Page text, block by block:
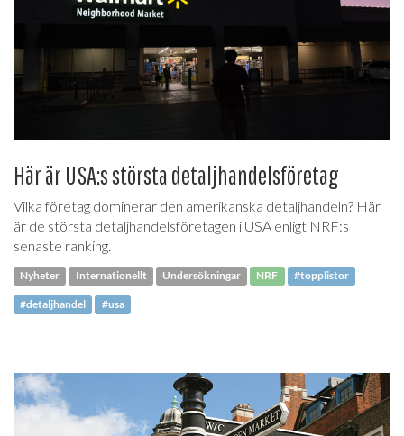
Här är USA:s största detaljhandelsföretag
Vilka företag dominerar den amerikanska detaljhandeln? Här
är de största detaljhandelsföretagen i USA enligt NRF:s
senaste ranking.
Nyheter Internationellt Undersökningar NRF #topplistor
#detaljhandel #usa